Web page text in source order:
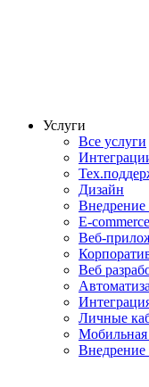
Услуги
Все услуги
Дизайн
Внедрение
E-commerce
Веб-
Веб
Личные
Мобильная